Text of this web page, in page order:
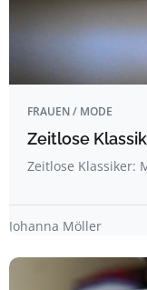
FRAUEN / MODE
Zeitlose
Zeitlose Klassiker:
Johanna Möller